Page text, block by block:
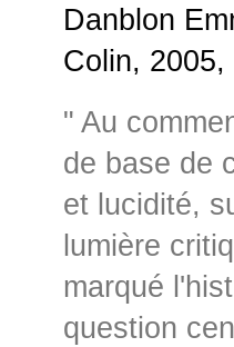
Danblon
Colin,
" Au
de base de
et lucidité,
lumière
marqué
question